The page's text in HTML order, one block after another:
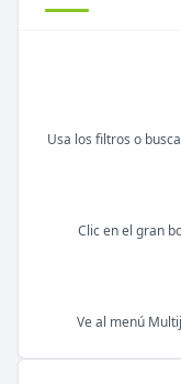
Usa los filtros o
Clic en el gran
Ve al menú